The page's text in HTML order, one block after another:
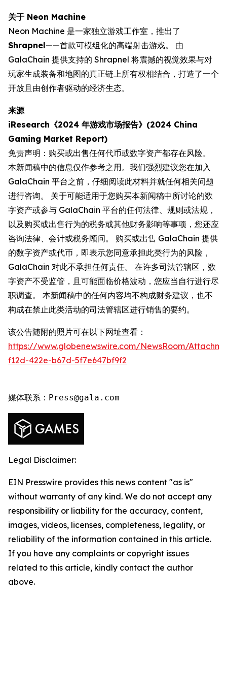
关于 Neon Machine
Neon Machine 是一家独立游戏工作室，推出了
Shrapnel——首款可模组化的高端射击游戏。 由
GalaChain 提供支持的 Shrapnel 将震撼的视觉效果与对
玩家生成装备和地图的真正链上所有权相结合，打造了一个
开放且由创作者驱动的经济生态。
来源
iResearch《2024 年游戏市场报告》(2024 China
Gaming Market Report)
免责声明：购买或出售任何代币或数字资产都存在风险。
本新闻稿中的信息仅作参考之用。我们强烈建议您在加入
GalaChain 平台之前，仔细阅读此材料并就任何相关问题
进行咨询。 关于可能适用于您购买本新闻稿中所讨论的数
字资产或参与 GalaChain 平台的任何法律、规则或法规，
以及购买或出售行为的税务或其他财务影响等事项，您还应
咨询法律、会计或税务顾问。 购买或出售 GalaChain 提供
的数字资产或代币，即表示您同意承担此类行为的风险，
GalaChain 对此不承担任何责任。 在许多司法管辖区，数
字资产不受监管，且可能面临价格波动，您应当自行进行尽
职调查。 本新闻稿中的任何内容均不构成财务建议，也不
构成在禁止此类活动的司法管辖区进行销售的要约。
该公告随附的照片可在以下网址查看：
https://www.globenewswire.com/NewsRoom/
f12d-422e-b67d-5f7e647bf9f2
媒体联系：Press@gala.com
Legal Disclaimer:
EIN Presswire provides this news content "as is"
without warranty of any kind. We do not accept any
responsibility or liability for the accuracy, content,
images, videos, licenses, completeness, legality, or
reliability of the information contained in this article.
If you have any complaints or copyright issues
related to this article, kindly contact the author
above.